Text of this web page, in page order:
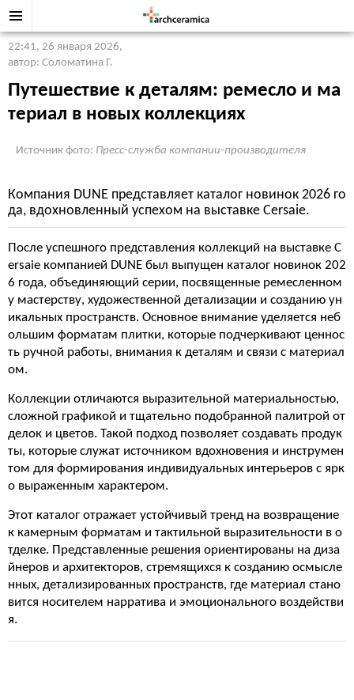
22:41, 26 января 2026,
автор: Соломатина Г.
Путешествие к деталям: ремесло и ма
териал в новых коллекциях
Источник фото: Пресс-служба компании-производителя
Компания DUNE представляет каталог новинок 2026 го
да, вдохновленный успехом на выставке Cersaie.
После успешного представления коллекций на выставке C
ersaie компанией DUNE был выпущен каталог новинок 202
6 года, объединяющий серии, посвященные ремесленном
у мастерству, художественной детализации и созданию ун
икальных пространств. Основное внимание уделяется неб
ольшим форматам плитки, которые подчеркивают ценнос
ть ручной работы, внимания к деталям и связи с материал
ом.
Коллекции отличаются выразительной материальностью,
сложной графикой и тщательно подобранной палитрой от
делок и цветов. Такой подход позволяет создавать продук
ты, которые служат источником вдохновения и инструмен
том для формирования индивидуальных интерьеров с ярк
о выраженным характером.
Этот каталог отражает устойчивый тренд на возвращение
к камерным форматам и тактильной выразительности в о
тделке. Представленные решения ориентированы на диза
йнеров и архитекторов, стремящихся к созданию осмысле
нных, детализированных пространств, где материал стано
вится носителем нарратива и эмоционального воздействи
я.